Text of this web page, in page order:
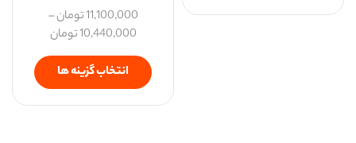
11,100,000تومان–
10,440,000تومان
انتخاب گزینه ها